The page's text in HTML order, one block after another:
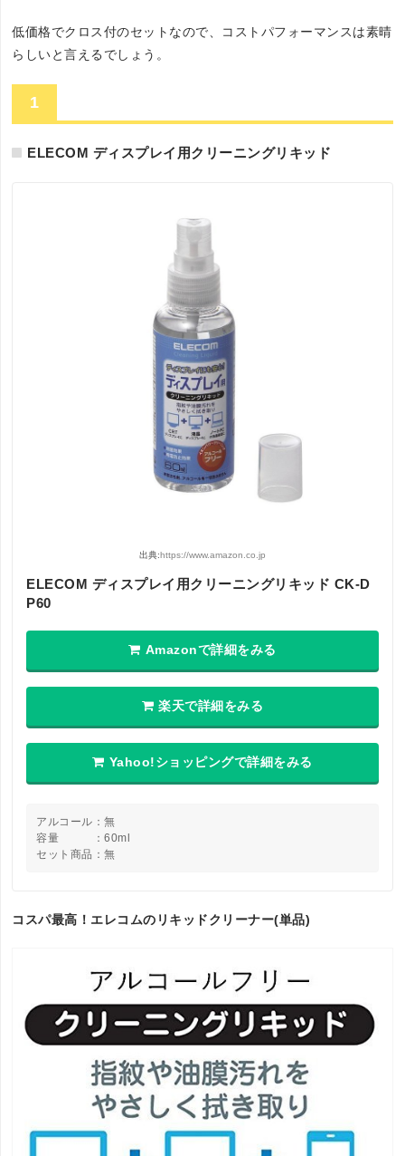
低価格でクロス付のセットなので、コストパフォーマンスは素晴
らしいと言えるでしょう。
1
ELECOM ディスプレイ用クリーニングリキッド
出典:https://www.amazon.co.jp
ELECOM ディスプレイ用クリーニングリキッド CK-D
P60
Amazonで詳細をみる
楽天で詳細をみる
Yahoo!ショッピングで詳細をみる
アルコール：無
容量 ：60ml
セット商品：無
コスパ最高！エレコムのリキッドクリーナー(単品)